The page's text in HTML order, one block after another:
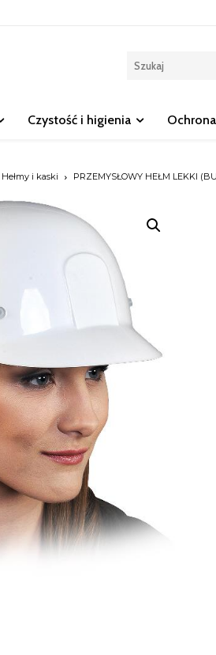
Czystość i higienia
Hełmy i kaski PRZEMYSŁOWY HEŁM LEKKI